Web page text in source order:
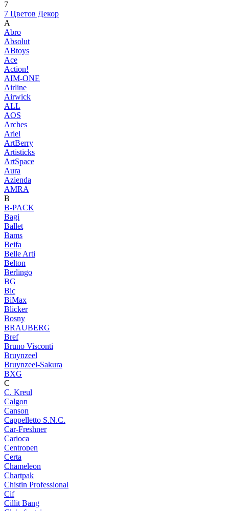
7
7 Цветов Декор
A
Abro
Absolut
ABtoys
Ace
Action!
AIM-ONE
Airline
Airwick
ALL
AOS
Arches
Ariel
ArtBerry
Artisticks
ArtSpace
Aura
Azienda
AМRA
B
B-PACK
Bagi
Ballet
Bams
Beifa
Belle Arti
Belton
Berlingo
BG
Bic
BiMax
Blicker
Bosny
BRAUBERG
Bref
Bruno Visconti
Bruynzeel
Bruynzeel-Sakura
BXG
C
C. Kreul
Calgon
Canson
Cappelletto S.N.C.
Car-Freshner
Carioca
Centropen
Certa
Chameleon
Chartpak
Chistin Professional
Cif
Cillit Bang